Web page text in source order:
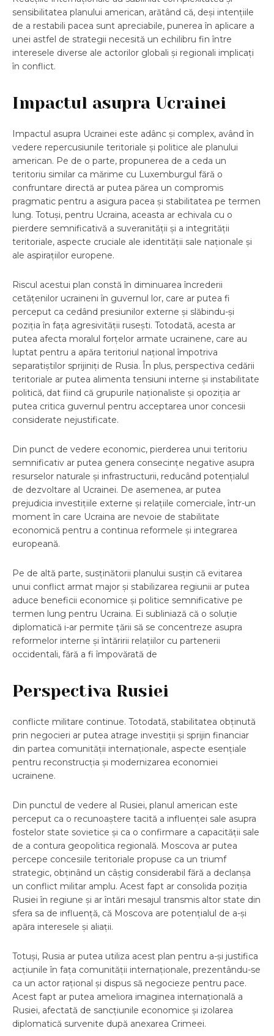
sensibilitatea planului american, arătând că, deși intențiile
de a restabili pacea sunt apreciabile, punerea în aplicare a
unei astfel de strategii necesită un echilibru fin între
interesele diverse ale actorilor globali și regionali implicați
în conflict.
Impactul asupra Ucrainei
Impactul asupra Ucrainei este adânc și complex, având în
vedere repercusiunile teritoriale și politice ale planului
american. Pe de o parte, propunerea de a ceda un
teritoriu similar ca mărime cu Luxemburgul fără o
confruntare directă ar putea părea un compromis
pragmatic pentru a asigura pacea și stabilitatea pe termen
lung. Totuși, pentru Ucraina, aceasta ar echivala cu o
pierdere semnificativă a suveranității și a integrității
teritoriale, aspecte cruciale ale identității sale naționale și
ale aspirațiilor europene.
Riscul acestui plan constă în diminuarea încrederii
cetățenilor ucraineni în guvernul lor, care ar putea fi
perceput ca cedând presiunilor externe și slăbindu-și
poziția în fața agresivității rusești. Totodată, acesta ar
putea afecta moralul forțelor armate ucrainene, care au
luptat pentru a apăra teritoriul național împotriva
separatiștilor sprijiniți de Rusia. În plus, perspectiva cedării
teritoriale ar putea alimenta tensiuni interne și instabilitate
politică, dat fiind că grupurile naționaliste și opoziția ar
putea critica guvernul pentru acceptarea unor concesii
considerate nejustificate.
Din punct de vedere economic, pierderea unui teritoriu
semnificativ ar putea genera consecințe negative asupra
resurselor naturale și infrastructurii, reducând potențialul
de dezvoltare al Ucrainei. De asemenea, ar putea
prejudicia investițiile externe și relațiile comerciale, într-un
moment în care Ucraina are nevoie de stabilitate
economică pentru a continua reformele și integrarea
europeană.
Pe de altă parte, susținătorii planului susțin că evitarea
unui conflict armat major și stabilizarea regiunii ar putea
aduce beneficii economice și politice semnificative pe
termen lung pentru Ucraina. Ei subliniază că o soluție
diplomatică i-ar permite țării să se concentreze asupra
reformelor interne și întăririi relațiilor cu partenerii
occidentali, fără a fi împovărată de
Perspectiva Rusiei
conflicte militare continue. Totodată, stabilitatea obținută
prin negocieri ar putea atrage investiții și sprijin financiar
din partea comunității internaționale, aspecte esențiale
pentru reconstrucția și modernizarea economiei
ucrainene.
Din punctul de vedere al Rusiei, planul american este
perceput ca o recunoaștere tacită a influenței sale asupra
fostelor state sovietice și ca o confirmare a capacității sale
de a contura geopolitica regională. Moscova ar putea
percepe concesiile teritoriale propuse ca un triumf
strategic, obținând un câștig considerabil fără a declanșa
un conflict militar amplu. Acest fapt ar consolida poziția
Rusiei în regiune și ar întări mesajul transmis altor state din
sfera sa de influență, că Moscova are potențialul de a-și
apăra interesele și aliații.
Totuși, Rusia ar putea utiliza acest plan pentru a-și justifica
acțiunile în fața comunității internaționale, prezentându-se
ca un actor rațional și dispus să negocieze pentru pace.
Acest fapt ar putea ameliora imaginea internațională a
Rusiei, afectată de sancțiunile economice și izolarea
diplomatică survenite după anexarea Crimeei.